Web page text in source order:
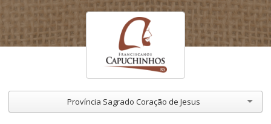
Província Sagrado Coração de Jesus